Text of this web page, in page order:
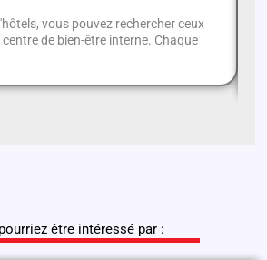
vous pouvez rechercher ceux
de bien-être interne. Chaque
être intéressé par :